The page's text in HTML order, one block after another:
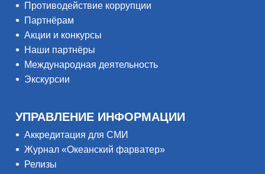
Противодействие коррупции
Партнёрам
Акции и конкурсы
Наши партнёры
Международная деятельность
Экскурсии
УПРАВЛЕНИЕ ИНФОРМАЦИИ
Аккредитация для СМИ
Журнал «Океанский фарватер»
Релизы